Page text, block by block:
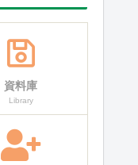
資料庫
Library